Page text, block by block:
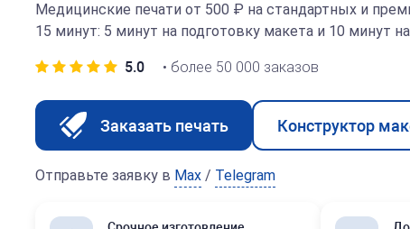
Печати по оттиску
Факсимиле
Для такси
Кадастровый инженер
Акушер-
Медицинские печати от 500 ₽ на стандартных и
15 минут: 5 минут на подготовку макета и 10 минут
5.0 • более 50 000 заказов
Заказать печать Конструктор
Отправьте заявку в Max / Telegram